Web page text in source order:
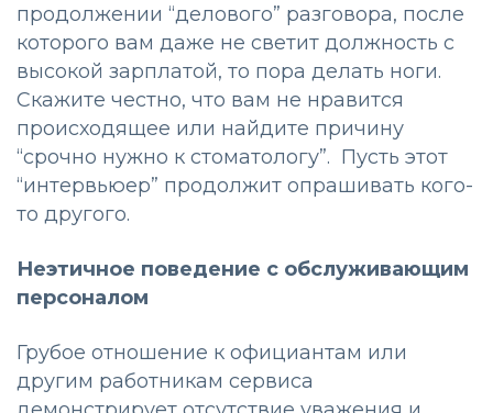
продолжении “делового” разговора, после
которого вам даже не светит должность с
высокой зарплатой, то пора делать ноги.
Скажите честно, что вам не нравится
происходящее или найдите причину
“срочно нужно к стоматологу”. Пусть этот
“интервьюер” продолжит опрашивать кого-
то другого.
Неэтичное поведение с обслуживающим
персоналом
Грубое отношение к официантам или
другим работникам сервиса